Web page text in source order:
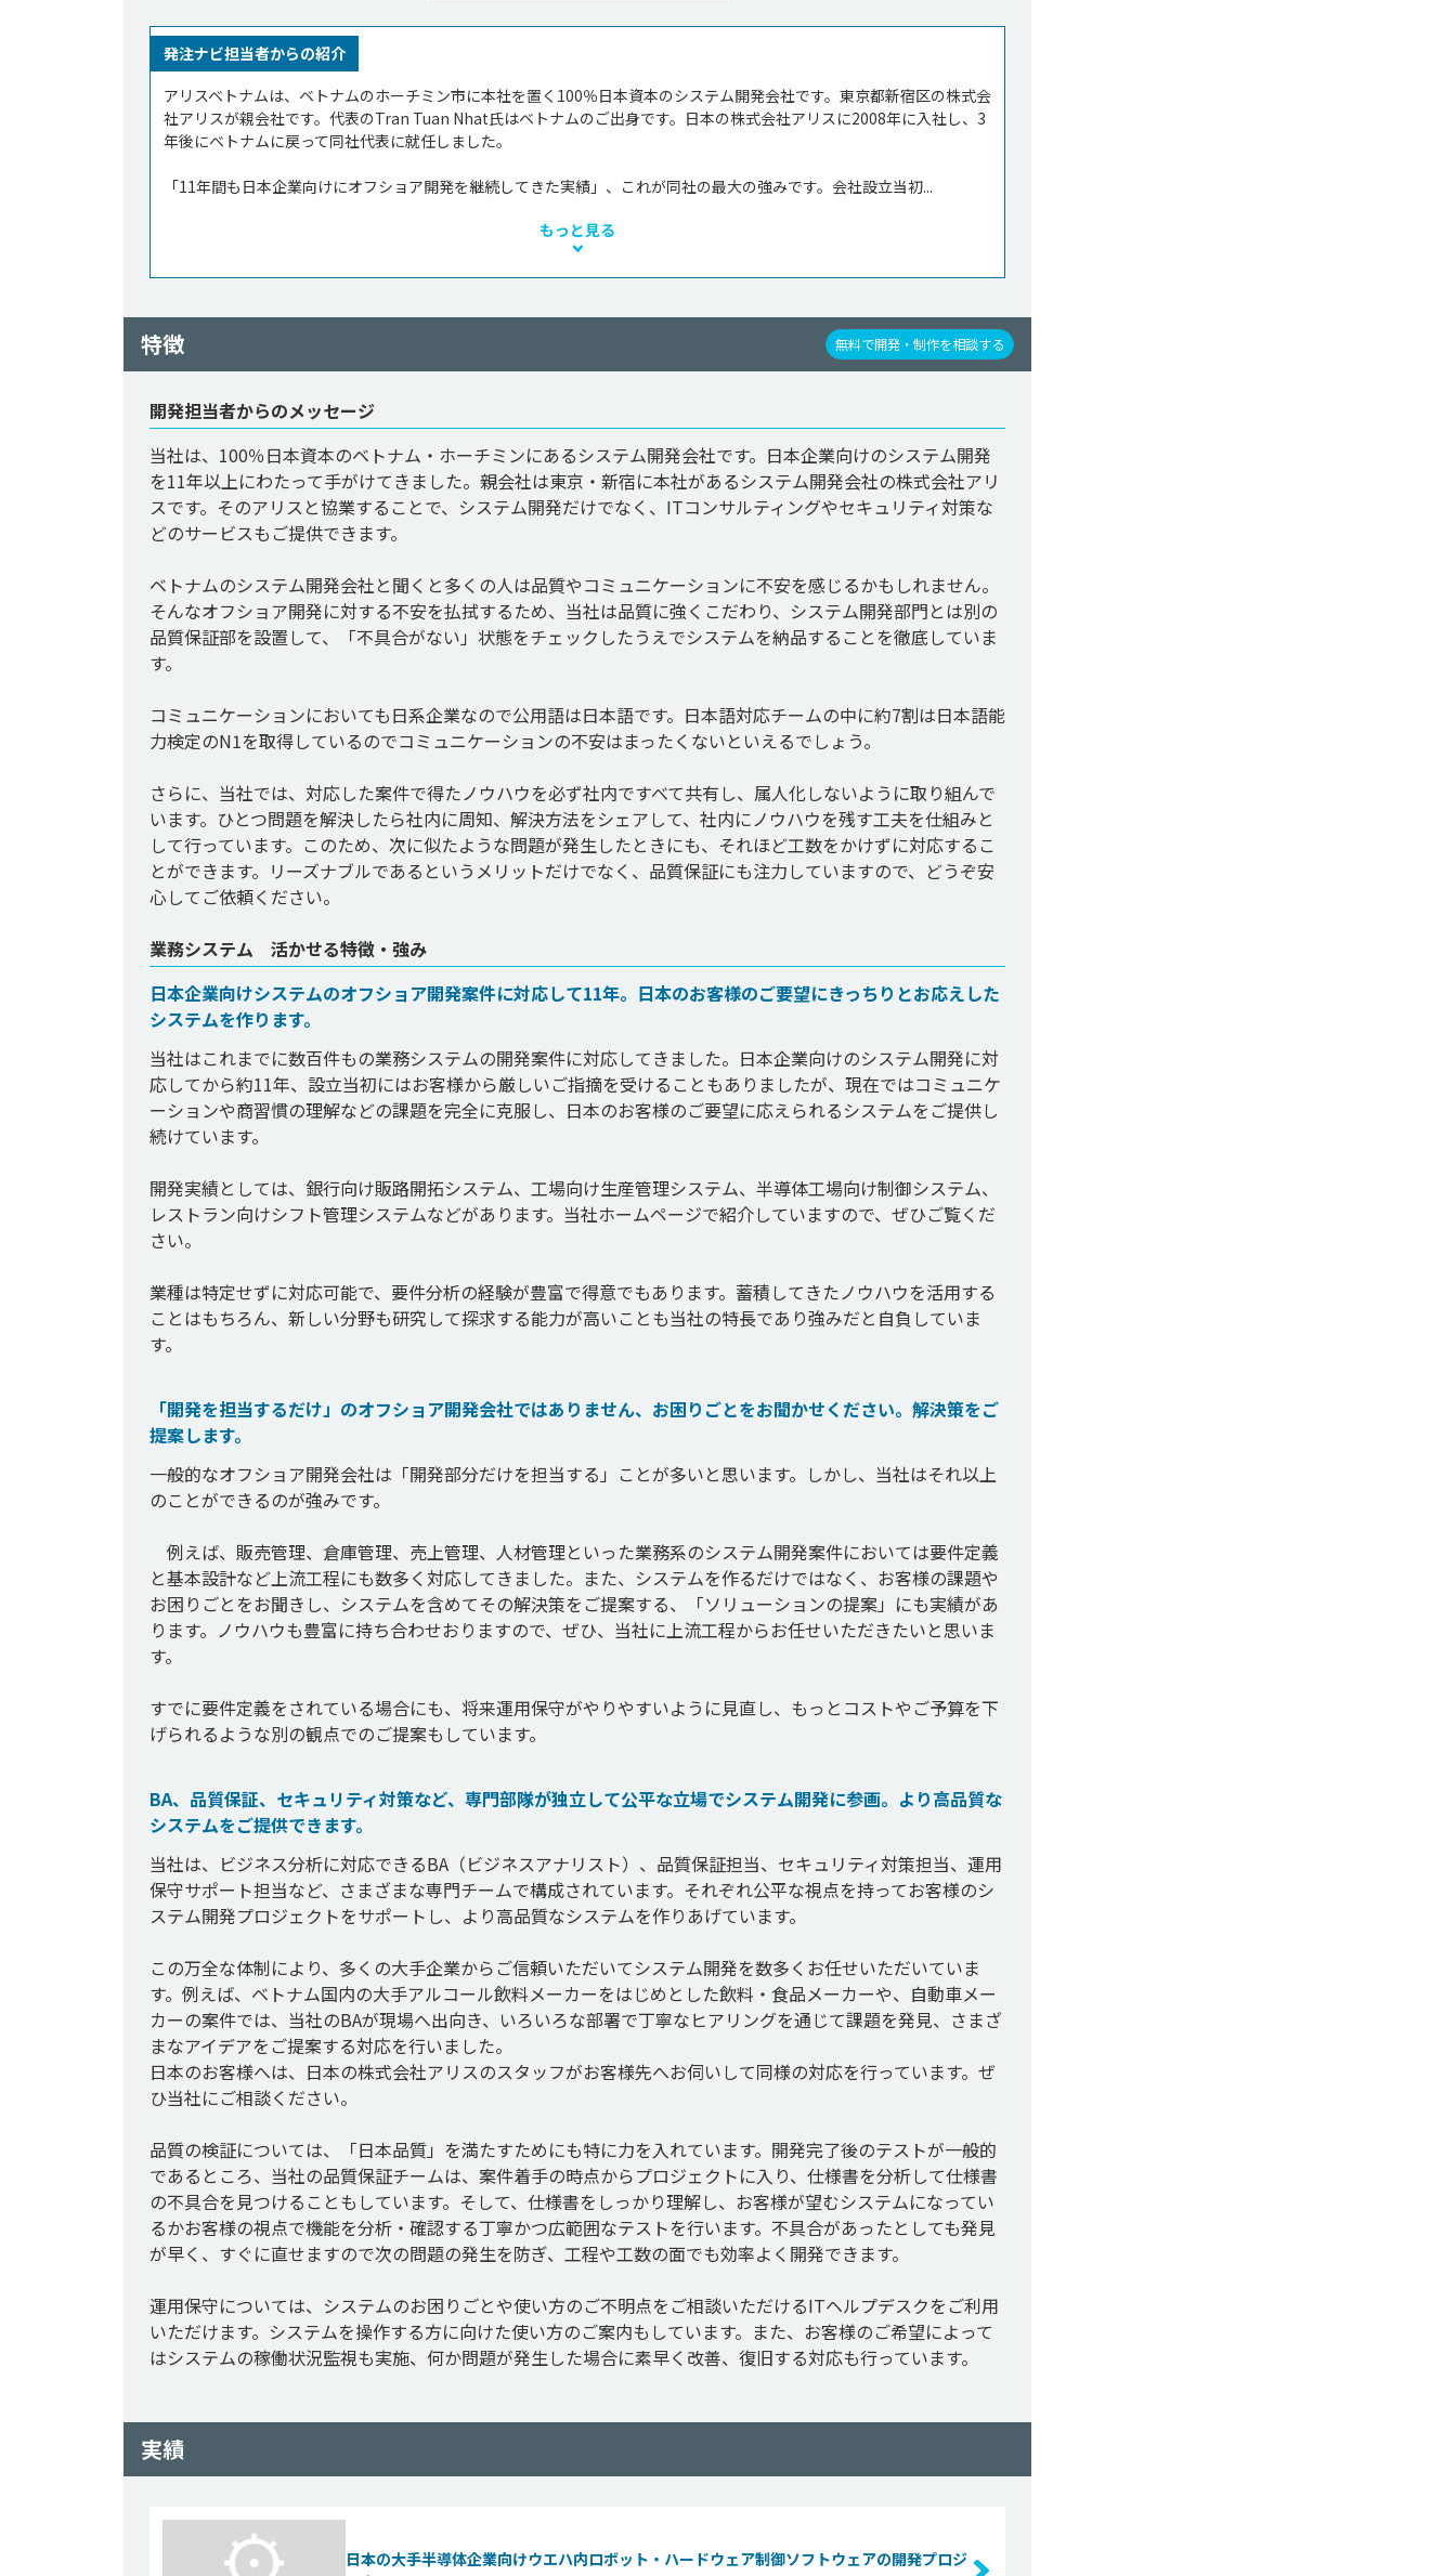
発注ナビ担当者からの紹介
アリスベトナムは、ベトナムのホーチミン市に本社を置く100％日本資本のシステム開発会社です。東京都新宿区の株式会
社アリスが親会社です。代表のTran Tuan Nhat氏はベトナムのご出身です。日本の株式会社アリスに2008年に入社し、3
年後にベトナムに戻って同社代表に就任しました。
「11年間も日本企業向けにオフショア開発を継続してきた実績」、これが同社の最大の強みです。会社設立当初...
もっと見る
特徴 無料で開発・制作を相談する
開発担当者からのメッセージ
当社は、100％日本資本のベトナム・ホーチミンにあるシステム開発会社です。日本企業向けのシステム開発
を11年以上にわたって手がけてきました。親会社は東京・新宿に本社があるシステム開発会社の株式会社アリ
スです。そのアリスと協業することで、システム開発だけでなく、ITコンサルティングやセキュリティ対策な
どのサービスもご提供できます。
ベトナムのシステム開発会社と聞くと多くの人は品質やコミュニケーションに不安を感じるかもしれません。
そんなオフショア開発に対する不安を払拭するため、当社は品質に強くこだわり、システム開発部門とは別の
品質保証部を設置して、「不具合がない」状態をチェックしたうえでシステムを納品することを徹底していま
す。
コミュニケーションにおいても日系企業なので公用語は日本語です。日本語対応チームの中に約7割は日本語能
力検定のN1を取得しているのでコミュニケーションの不安はまったくないといえるでしょう。
さらに、当社では、対応した案件で得たノウハウを必ず社内ですべて共有し、属人化しないように取り組んで
います。ひとつ問題を解決したら社内に周知、解決方法をシェアして、社内にノウハウを残す工夫を仕組みと
して行っています。このため、次に似たような問題が発生したときにも、それほど工数をかけずに対応するこ
とができます。リーズナブルであるというメリットだけでなく、品質保証にも注力していますので、どうぞ安
業務システム 活かせる特徴・強み
日本企業向けシステムのオフショア開発案件に対応して11年。日本のお客様のご要望にきっちりとお応えした
システムを作ります。
当社はこれまでに数百件もの業務システムの開発案件に対応してきました。日本企業向けのシステム開発に対
応してから約11年、設立当初にはお客様から厳しいご指摘を受けることもありましたが、現在ではコミュニケ
ーションや商習慣の理解などの課題を完全に克服し、日本のお客様のご要望に応えられるシステムをご提供し
続けています。
開発実績としては、銀行向け販路開拓システム、工場向け生産管理システム、半導体工場向け制御システム、
レストラン向けシフト管理システムなどがあります。当社ホームページで紹介していますので、ぜひご覧くだ
さい。
業種は特定せずに対応可能で、要件分析の経験が豊富で得意でもあります。蓄積してきたノウハウを活用する
ことはもちろん、新しい分野も研究して探求する能力が高いことも当社の特長であり強みだと自負していま
「開発を担当するだけ」のオフショア開発会社ではありません、お困りごとをお聞かせください。解決策をご
提案します。
一般的なオフショア開発会社は「開発部分だけを担当する」ことが多いと思います。しかし、当社はそれ以上
のことができるのが強みです。
例えば、販売管理、倉庫管理、売上管理、人材管理といった業務系のシステム開発案件においては要件定義
と基本設計など上流工程にも数多く対応してきました。また、システムを作るだけではなく、お客様の課題や
お困りごとをお聞きし、システムを含めてその解決策をご提案する、「ソリューションの提案」にも実績があ
ります。ノウハウも豊富に持ち合わせおりますので、ぜひ、当社に上流工程からお任せいただきたいと思いま
す。
すでに要件定義をされている場合にも、将来運用保守がやりやすいように見直し、もっとコストやご予算を下
BA、品質保証、セキュリティ対策など、専門部隊が独立して公平な立場でシステム開発に参画。より高品質な
システムをご提供できます。
当社は、ビジネス分析に対応できるBA（ビジネスアナリスト）、品質保証担当、セキュリティ対策担当、運用
保守サポート担当など、さまざまな専門チームで構成されています。それぞれ公平な視点を持ってお客様のシ
ステム開発プロジェクトをサポートし、より高品質なシステムを作りあげています。
この万全な体制により、多くの大手企業からご信頼いただいてシステム開発を数多くお任せいただいていま
す。例えば、ベトナム国内の大手アルコール飲料メーカーをはじめとした飲料・食品メーカーや、自動車メー
カーの案件では、当社のBAが現場へ出向き、いろいろな部署で丁寧なヒアリングを通じて課題を発見、さまざ
まなアイデアをご提案する対応を行いました。
日本のお客様へは、日本の株式会社アリスのスタッフがお客様先へお伺いして同様の対応を行っています。ぜ
ひ当社にご相談ください。
品質の検証については、「日本品質」を満たすためにも特に力を入れています。開発完了後のテストが一般的
であるところ、当社の品質保証チームは、案件着手の時点からプロジェクトに入り、仕様書を分析して仕様書
の不具合を見つけることもしています。そして、仕様書をしっかり理解し、お客様が望むシステムになってい
るかお客様の視点で機能を分析・確認する丁寧かつ広範囲なテストを行います。不具合があったとしても発見
が早く、すぐに直せますので次の問題の発生を防ぎ、工程や工数の面でも効率よく開発できます。
運用保守については、システムのお困りごとや使い方のご不明点をご相談いただけるITヘルプデスクをご利用
いただけます。システムを操作する方に向けた使い方のご案内もしています。また、お客様のご希望によって
実績
日本の大手半導体企業向けウエハ内ロボット・ハードウェア制御ソフトウェアの開発プロジ